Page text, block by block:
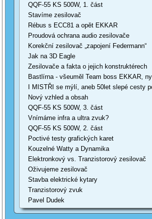
QQF-55 KS 500W, 1. část
Stavíme zesilovač
Rébus s ECC81 a opět EKKAR
Proudová ochrana audio zesilovače
Korekční zesilovač „zapojení Federmann“
Jak na 3D Eagle
Zesilovače a fakta o jejich konstruktérech
Bastlírna - všeuměl Team boss EKKAR,
I MISTŘI se mýlí, aneb 50let slepé cesty
Nový vzhled a obsah
QQF-55 KS 500W, 3. část
Vnímáme infra a ultra zvuk?
QQF-55 KS 500W, 2. část
Poctivé testy grafických karet
Kouzelné Watty a Dynamika
Elektronkový vs. Tranzistorový zesilovač
Oživujeme zesilovač
Stavba elektrické kytary
Tranzistorový zvuk
Pavel Dudek